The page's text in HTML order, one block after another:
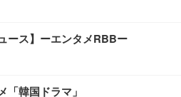
ース】ーエンタメRBBー
「韓国ドラマ」